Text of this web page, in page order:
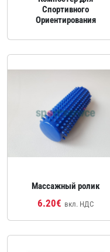
Спортивного
Ориентирования
Массажный ролик
6.20€ вкл. НДС